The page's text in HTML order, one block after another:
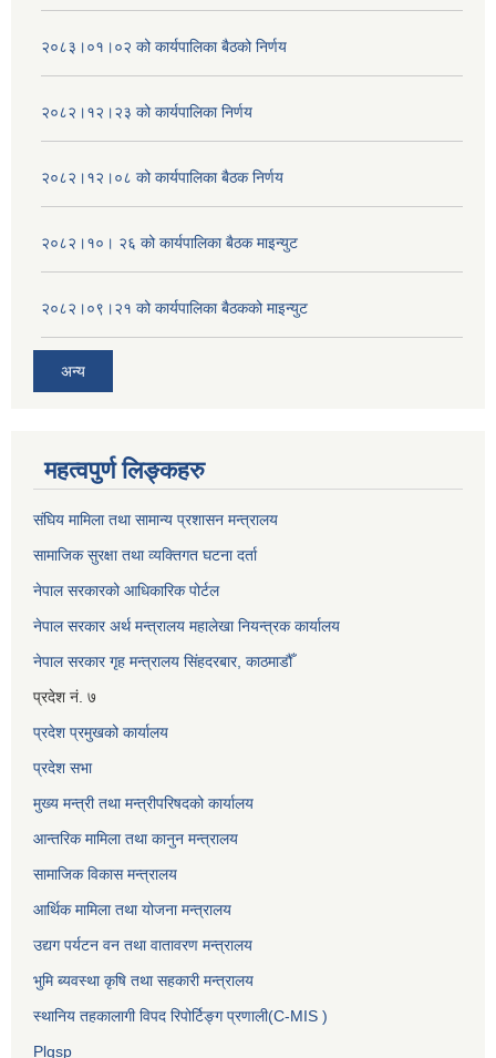
२०८३।०१।०२ को कार्यपालिका बैठको निर्णय
२०८२।१२।२३ को कार्यपालिका निर्णय
२०८२।१२।०८ को कार्यपालिका बैठक निर्णय
२०८२।१०। २६ को कार्यपालिका बैठक माइन्युट
२०८२।०९।२१ को कार्यपालिका बैठकको माइन्युट
अन्य
महत्वपुर्ण लिङ्कहरु
संघिय मामिला तथा सामान्य प्रशासन मन्त्रालय
सामाजिक सुरक्षा तथा व्यक्तिगत घटना दर्ता
नेपाल सरकारको आधिकारिक पोर्टल
नेपाल सरकार अर्थ मन्त्रालय महालेखा नियन्त्रक कार्यालय
नेपाल सरकार गृह मन्त्रालय सिंहदरबार, काठमाडौँ
प्रदेश नं. ७
प्रदेश प्रमुखको कार्यालय
प्रदेश सभा
मुख्य मन्त्री तथा मन्त्रीपरिषदको कार्यालय
आन्तरिक मामिला तथा कानुन मन्त्रालय
सामाजिक विकास मन्त्रालय
आर्थिक मामिला तथा योजना मन्त्रालय
उद्यग पर्यटन वन तथा वातावरण मन्त्रालय
भुमि ब्यवस्था कृषि तथा सहकारी मन्त्रालय
स्थानिय तहकालागी विपद रिपोर्टिङ्ग प्रणाली(C-MIS )
Plgsp